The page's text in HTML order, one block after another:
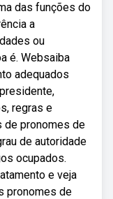
das funções do
a
ou
é. Websaiba
adequados
regras e
de pronomes de
de autoridade
ocupados.
e veja
pronomes de